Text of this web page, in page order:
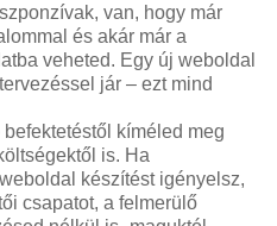
van, hogy már
és akár már a
veheted. Egy új weboldal
jár – ezt mind
kíméled meg
is. Ha
készítést igényelsz,
csapatot, a felmerülő